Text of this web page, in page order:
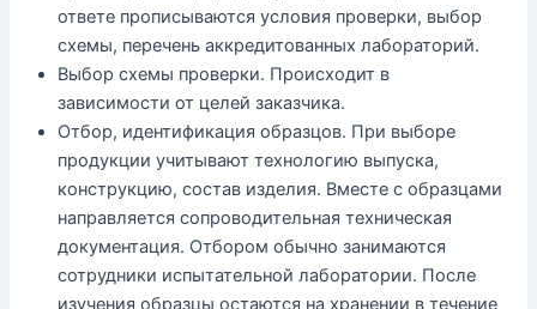
ответе прописываются условия проверки, выбор
схемы, перечень аккредитованных лабораторий.
Выбор схемы проверки. Происходит в
зависимости от целей заказчика.
Отбор, идентификация образцов. При выборе
продукции учитывают технологию выпуска,
конструкцию, состав изделия. Вместе с образцами
направляется сопроводительная техническая
документация. Отбором обычно занимаются
сотрудники испытательной лаборатории. После
изучения образцы остаются на хранении в течение